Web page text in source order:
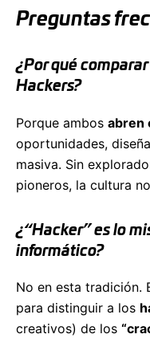
Preguntas
¿Por qué
Hackers?
Porque ambos abren
oportunidades,
masiva. Sin
pioneros, la cultura
¿“Hacker” es lo
informático?
No en esta tradición.
para distinguir a los
creativos) de los